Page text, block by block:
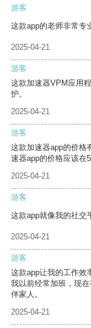
游客
这款app的老师非常专
2025-04-21
游客
这款加速器VPM应用
护。
2025-04-21
游客
这款加速器app的价格
速器app的价格应该在
2025-04-21
游客
这款app就像我的社交
2025-04-21
游客
这款app让我的工作效
我以前经常加班，现
伴家人。
2025-04-21